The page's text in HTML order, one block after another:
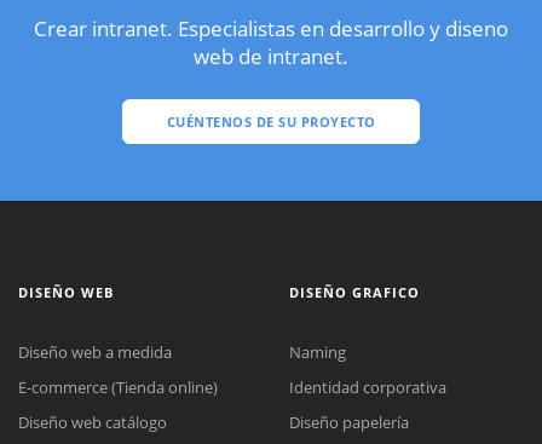
Crear intranet. Especialistas en desarrollo y diseno
web de intranet.
CUÉNTENOS DE SU PROYECTO
DISEÑO WEB
Diseño web a medida
E-commerce (Tienda online)
Diseño web catálogo
DISEÑO GRAFICO
Naming
Identidad corporativa
Diseño papelería